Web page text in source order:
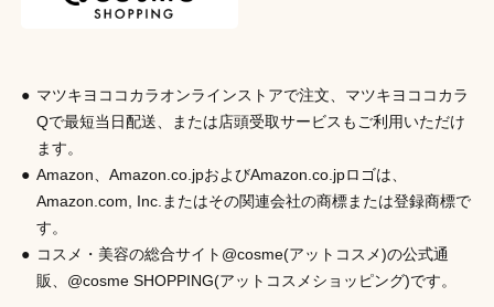
商品コード
マツキヨココカラオンラインストアで注文、マツキヨココカラ
Qで最短当日配送、または店頭受取サービスもご利用いただけ
ます。
Amazon、Amazon.co.jpおよびAmazon.co.jpロゴは、
Amazon.com, Inc.またはその関連会社の商標または登録商標で
す。
コスメ・美容の総合サイト@cosme(アットコスメ)の公式通
販、@cosme SHOPPING(アットコスメショッピング)です。